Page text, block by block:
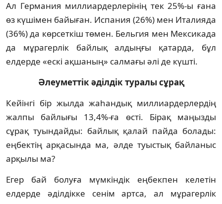
Ал Германия миллиардерлерінің тек 25%-ы ғана
өз күшімен байыған. Испания (26%) мен Италияда
(36%) да көрсеткіш төмен. Бельгия мен Мексикада
да мұрагерлік байлық алдыңғы қатарда, бұл
елдерде «ескі ақшаның» салмағы әлі де күшті.
Әлеуметтік әділдік туралы сұрақ
Кейінгі бір жылда жаһандық миллиардерлердің
жалпы байлығы 13,4%-ға өсті. Бірақ маңызды
сұрақ туындайды: байлық қалай пайда болады:
еңбектің арқасында ма, әлде туыстық байланыс
арқылы ма?
Егер бай болуға мүмкіндік еңбекпен келетін
елдерде әділдікке сенім артса, ал мұрагерлік